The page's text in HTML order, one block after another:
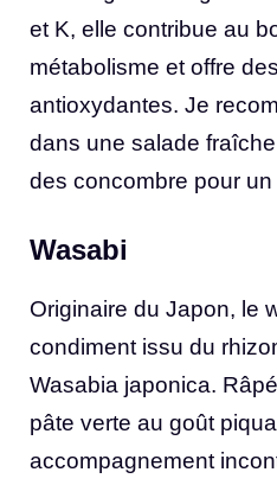
et K, elle contribue au
métabolisme et offre
antioxydantes. Je
dans une salade
des concombre pour un
Wasabi
Originaire du Japon, le
condiment issu du
Wasabia japonica.
pâte verte au goût
accompagnement